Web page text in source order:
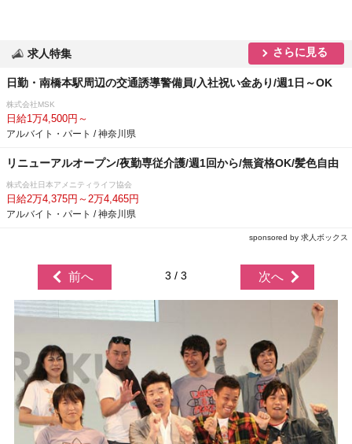
求人特集 さらに見る
日勤・南橋本駅周辺の交通誘導警備員/入社祝い金あり/週1日～OK
株式会社MSK
日給1万4,500円～
アルバイト・パート / 神奈川県
リニューアルオープン/夜勤専従介護/週1回から/無資格OK/髪色自由
株式会社日本アメニティライフ協会
日給2万4,375円～2万4,465円
アルバイト・パート / 神奈川県
sponsored by 求人ボックス
前へ 3 / 3 次へ